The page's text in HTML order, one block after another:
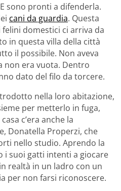
sono pronti a difenderla.
cani da guardia. Questa
domestici ci arriva da
in questa villa della città
il possibile. Non aveva
non era vuota. Dentro
dato del filo da torcere.
nella loro abitazione,
per metterlo in fuga,
c’era anche la
Donatella Properzi, che
nello studio. Aprendo la
i suoi gatti intenti a giocare
realtà in un ladro con un
per non farsi riconoscere.